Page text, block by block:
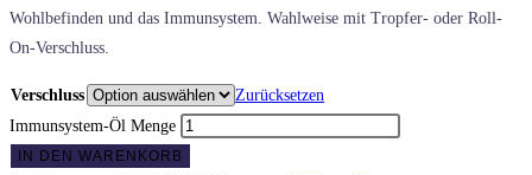
Wohlbefinden und das Immunsystem. Wahlweise mit Tropfer- oder Roll-
On-Verschluss.
Verschluss
Zurücksetzen
Immunsystem-Öl Menge
IN DEN WARENKORB